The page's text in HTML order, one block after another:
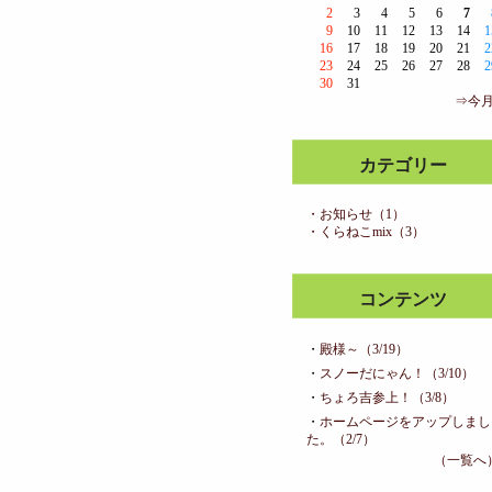
2
3 4 5 6 7
9
10 11 12 13 14
16
17 18 19 20 21
23
24 25 26 27 28
30
31
⇒今月
カテゴリー
・お知らせ（1）
・くらねこmix（3）
コンテンツ
・殿様～（3/19）
・ スノーだにゃん！（3/10）
・ ちょろ吉参上！（3/8）
・ホームページをアップしまし
た。（2/7）
（一覧へ）